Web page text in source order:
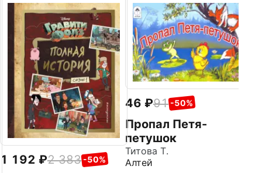
1 192 2 383 -50%
46 91 -50%
Пропал Петя-
петушок
Титова Т.
Алтей